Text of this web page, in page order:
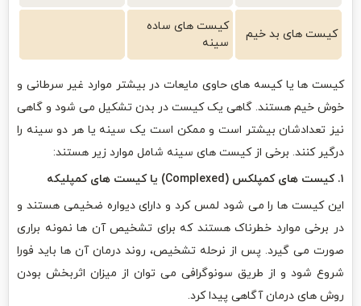
کیست های بد خیم
کیست های ساده
سینه
کیست ها یا کیسه های حاوی مایعات در بیشتر موارد غیر سرطانی و
خوش خیم هستند. گاهی یک کیست در بدن تشکیل می شود و گاهی
نیز تعدادشان بیشتر است و ممکن است یک سینه یا هر دو سینه را
درگیر کنند. برخی از کیست های سینه شامل موارد زیر هستند:
۱. کیست های کمپلکس
(Complexed)
یا کیست های کمپلیکه
این کیست ها را می شود لمس کرد و دارای دیواره ضخیمی هستند و
در برخی موارد خطرناک هستند که برای تشخیص آن ها نمونه براری
صورت می گیرد. پس از نرحله تشخیص، روند درمان آن ها باید فورا
شروع شود و از طریق سونوگرافی می توان از میزان اثربخش بودن
روش های درمان آگاهی پیدا کرد.